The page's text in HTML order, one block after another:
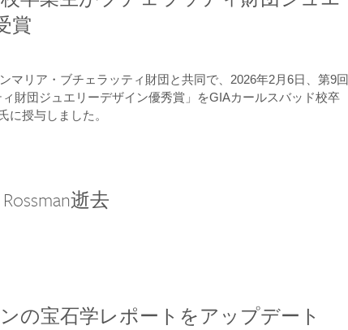
賞
マリア・ブチェラッティ財団と共同で、2026年2月6日、第9回
ィ財団ジュエリーデザイン優秀賞」をGIAカールスバッド校卒
に授与しました。
逝去
の宝石学レポートをアップデート